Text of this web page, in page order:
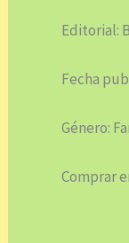
Editorial: B
Fecha
Género:
Comprar